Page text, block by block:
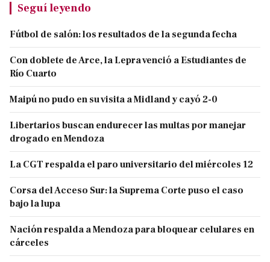
Seguí leyendo
Fútbol de salón: los resultados de la segunda fecha
Con doblete de Arce, la Lepra venció a Estudiantes de
Río Cuarto
Maipú no pudo en su visita a Midland y cayó 2-0
Libertarios buscan endurecer las multas por manejar
drogado en Mendoza
La CGT respalda el paro universitario del miércoles 12
Corsa del Acceso Sur: la Suprema Corte puso el caso
bajo la lupa
Nación respalda a Mendoza para bloquear celulares en
cárceles